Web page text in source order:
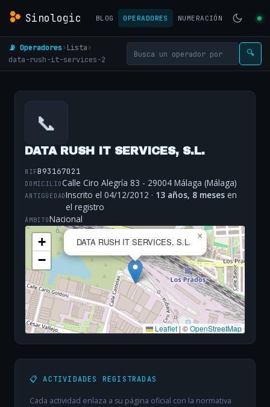
Sinologic BLOG OPERADORES NUMERACIÓN
📡 Operadores› Lista›
data-rush-it-services-2
🔍
📞
DATA RUSH IT SERVICES, S.L.
NIFB93167021
DOMICILIOCalle Ciro Alegría 83 - 29004 Málaga (Málaga)
ANTIGÜEDADInscrito el 04/12/2012 · 13 años, 8 meses en
el registro
ÁMBITONacional
DATA RUSH IT SERVICES, S.L.
×
+
−
Leaflet | ©OpenStreetMap
📋 ACTIVIDADES REGISTRADAS
Cada actividad enlaza a su página oficial con la normativa